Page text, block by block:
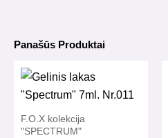
Panašūs Produktai
F.O.X kolekcija
"SPECTRUM"